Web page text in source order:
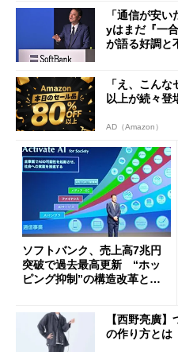
「通信が安
yはまだ『一
が語る好調と
「え、こん
以上が続々登
AD（Amazon）
ソフトバンク、売上高7兆円
突破で過去最高更新 “ホッ
ピング抑制”の構造改革と「A
【西野亮廣
の作り方とは